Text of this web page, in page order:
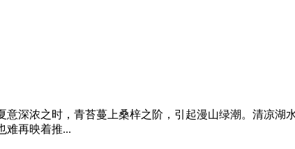
深浓之时，青苔蔓上桑梓之阶，引起漫山绿潮。清凉湖
难再映着推...